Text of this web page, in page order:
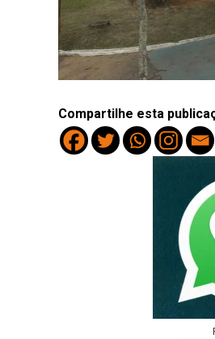
Compartilhe esta